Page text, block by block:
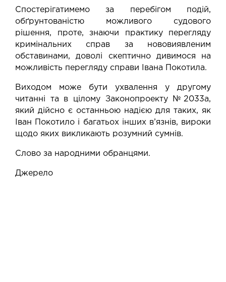
Спостерігатимемо за перебігом подій,
обґрунтованістю можливого судового
рішення, проте, знаючи практику перегляду
кримінальних справ за нововиявленим
обставинами, доволі скептично дивимося на
можливість перегляду справи Івана Покотила.
Виходом може бути ухвалення у другому
читанні та в цілому Законопроекту №2033а,
який дійсно є останньою надією для таких, як
Іван Покотило і багатьох інших в’язнів, вироки
щодо яких викликають розумний сумнів.
Слово за народними обранцями.
Джерело